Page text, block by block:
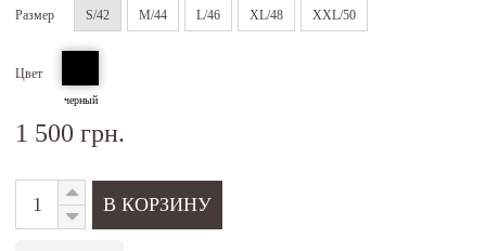
Размер S/42 M/44 L/46 XL/48 XXL/50
Цвет
черный
1 500 грн.